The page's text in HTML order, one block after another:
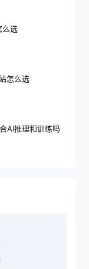
么选
怎么选
AI推理和训练吗